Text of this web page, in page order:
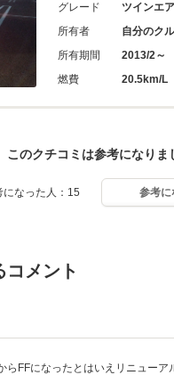
グレード
ツインエ
所有者
自分のク
所有期間
2013/2～
燃費
20.5km/L
このクチコミは参考になりま
になった人：15 参考に
コメント
らFFになったとはいえリニュー